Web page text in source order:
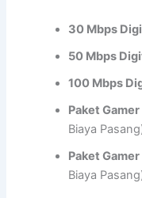
30 Mbps
50 Mbps
100 Mbps
Paket
Biaya
Paket
Biaya